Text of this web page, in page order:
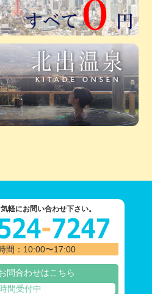
軽にお問い合わせ下さい。
間：10:00〜17:00
問合わせはこちら
間受付中